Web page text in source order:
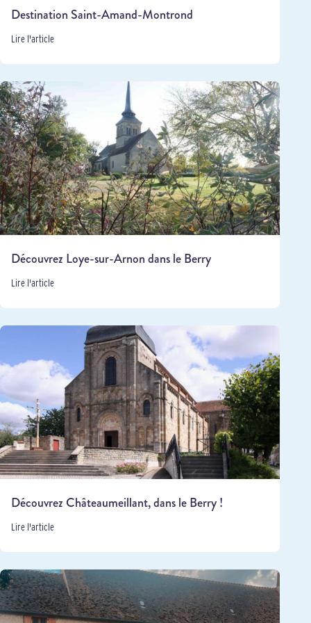
Destination Saint-Amand-Montrond
Lire l'article
Découvrez Loye-sur-Arnon dans le Berry
Lire l'article
Découvrez Châteaumeillant, dans le Berry !
Lire l'article